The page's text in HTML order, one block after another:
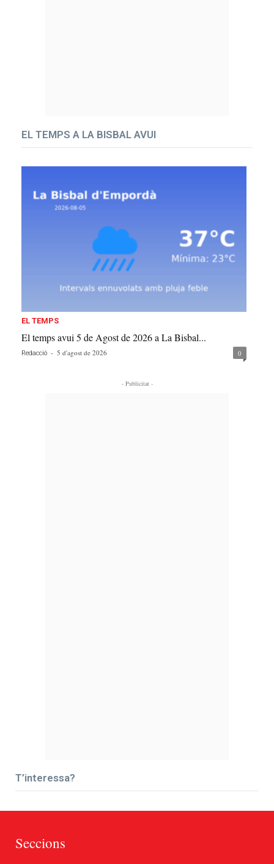
EL TEMPS A LA BISBAL AVUI
EL TEMPS
El temps avui 5 de Agost de 2026 a La Bisbal...
Redacció - 5 d'agost de 2026 0
- Publicitat -
T’interessa?
Seccions